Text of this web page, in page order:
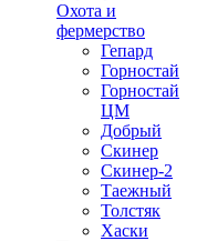
Охота и
фермерство
Гепард
Горностай
Горностай
ЦМ
Добрый
Скинер
Скинер-2
Таежный
Толстяк
Хаски